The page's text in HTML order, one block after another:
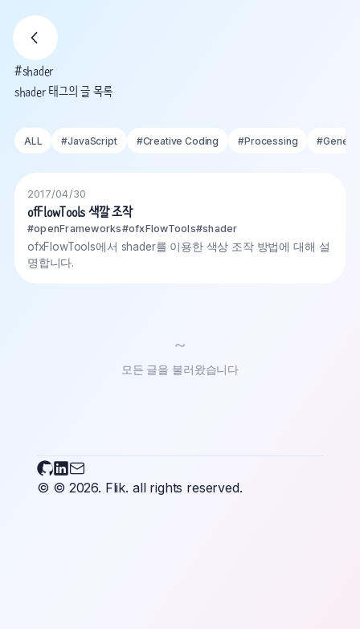
#shader
shader 태그의 글 목록
ALL #JavaScript #Creative Coding #Processing #
2017/04/30
ofFlowTools 색깔 조작
#openFrameworks#ofxFlowTools#shader
ofxFlowTools에서 shader를 이용한 색상 조작 방법에 대해 설
명합니다.
~
모든 글을 불러왔습니다
Flikary on Github
Flikary on LinkedIn
© © 2026. Flik. all rights reserved.